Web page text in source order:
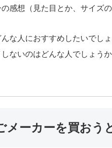
感想（見た目とか、サイズ
な人におすすめしたいでし
ないのはどんな人でしょうか
メーカーを買おう